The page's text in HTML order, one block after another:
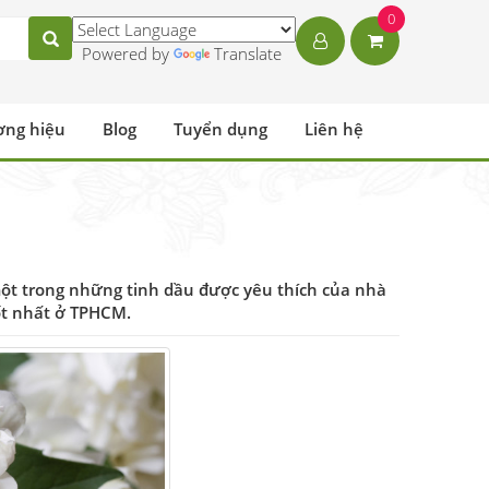
Powered by Translate
0
hiệu Blog Tuyển dụng Liên hệ
trong những tinh dầu được yêu thích của nhà
nhất ở TPHCM.